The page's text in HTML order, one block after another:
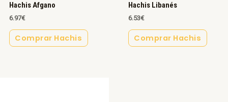
Hachis Afgano
6.97€
Comprar Hachis
Hachis Libanés
6.53€
Comprar Hachis